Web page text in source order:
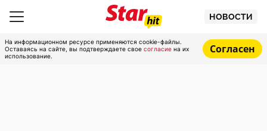
НОВОСТИ
На информационном ресурсе применяются cookie-файлы.
Оставаясь на сайте, вы подтверждаете свое согласие на их
использование.
Согласен